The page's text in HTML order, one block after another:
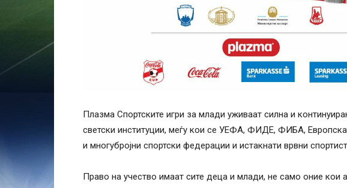
Плазма Спортските игри за млади уживаат силна и
светски институции, меѓу кои се УЕФА, ФИДЕ, ФИБА,
и многубројни спортски федерации и истакнати врвни
Право на учество имаат сите деца и млади, не само оние кои